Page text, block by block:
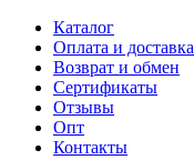
Каталог
Оплата и доставка
Возврат и обмен
Сертификаты
Отзывы
Опт
Контакты